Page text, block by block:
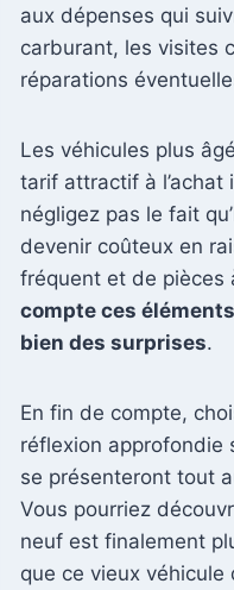
aux dépenses qui
carburant, les visites
réparations
Les véhicules plus
tarif attractif à l’achat
négligez pas le fait
devenir coûteux en
fréquent et de pièces
compte ces
bien des surprises.
En fin de compte,
réflexion approfondie
se présenteront tout
Vous pourriez
neuf est finalement
que ce vieux véhicule